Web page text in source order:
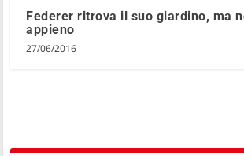
Federer ritrova il suo giardino, ma
appieno
27/06/2016